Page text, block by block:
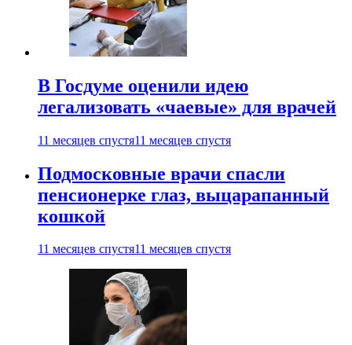
В Госдуме оценили идею
легализовать «чаевые» для врачей
11 месяцев спустя11 месяцев спустя
Подмосковные врачи спасли
пенсионерке глаз, выцарапанный
кошкой
11 месяцев спустя11 месяцев спустя